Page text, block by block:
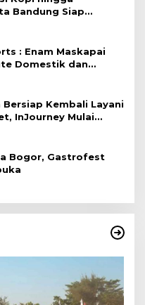
Bandung Siap
Besar di Festival Asia
: Enam Maskapai
Domestik dan
Bandara Husein
Bersiap Kembali Layani
InJourney Mulai
Bogor, Gastrofest